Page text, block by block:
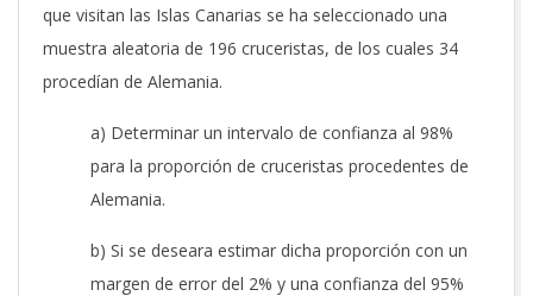
que visitan las Islas Canarias se ha seleccionado una
muestra aleatoria de 196 cruceristas, de los cuales 34
procedían de Alemania.
a) Determinar un intervalo de confianza al 98%
para la proporción de cruceristas procedentes de
Alemania.
b) Si se deseara estimar dicha proporción con un
margen de error del 2% y una confianza del 95%